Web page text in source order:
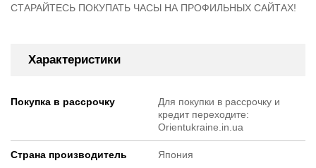
СТАРАЙТЕСЬ ПОКУПАТЬ ЧАСЫ НА ПРОФИЛЬНЫХ САЙТАХ!
Характеристики
Покупка в рассрочку
Для покупки в рассрочку и
кредит переходите:
Orientukraine.in.ua
Страна производитель Япония